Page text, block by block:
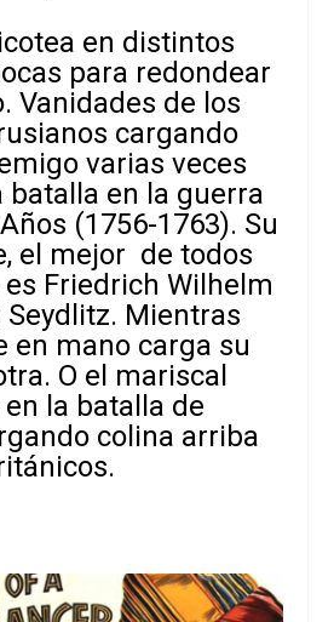
en distintos
para redondear
Vanidades de los
cargando
varias veces
batalla en la guerra
(1756-1763). Su
el mejor de todos
es Friedrich Wilhelm
Seydlitz. Mientras
en mano carga su
O el mariscal
la batalla de
colina arriba